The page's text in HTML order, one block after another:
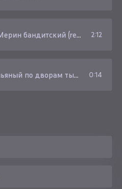
бандитский (remix) 2:12
по дворам ты прости меня мадам 0:14